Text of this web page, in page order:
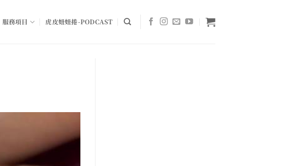
服務項目 虎皮妞妞捲-PODCAST